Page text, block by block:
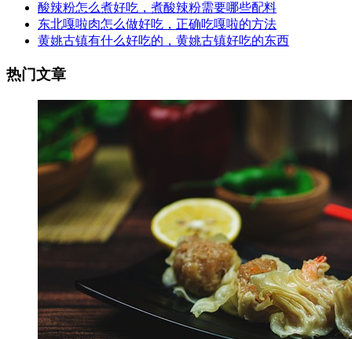
酸辣粉怎么煮好吃，煮酸辣粉需要哪些配料
东北嘎啦肉怎么做好吃，正确吃嘎啦的方法
黄姚古镇有什么好吃的，黄姚古镇好吃的东西
热门文章